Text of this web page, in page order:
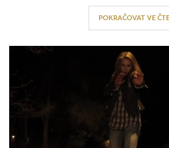
POKRAČOVAT VE